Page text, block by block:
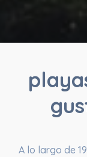
A lo largo de